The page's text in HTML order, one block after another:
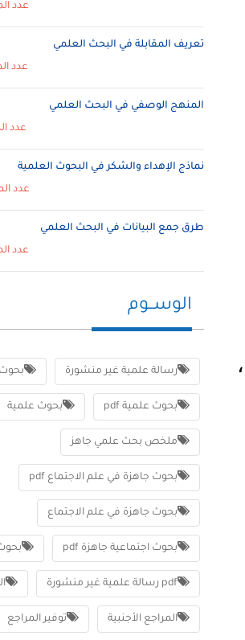
،
عدد
تعريف المقابلة في البحث العلمي
عدد
المنهج الوصفي في البحث العلمي
عدد
نماذج الإهداء والشكر في البحوث العلمية
عدد
طرق جمع البيانات في البحث العلمي
عدد
الوســوم
رسالة علمية غير منشورة بحوث pdf
بحوث علمية pdf بحوث علمية
ملخص بحث علمي جاهز
بحوث جاهزة في علم الاجتماع pdf
بحوث جاهزة في علم الاجتماع
بحوث اجتماعية جاهزة pdf
pdf رسالة علمية غير منشورة
المراجع الأجنبية توفير المراجع